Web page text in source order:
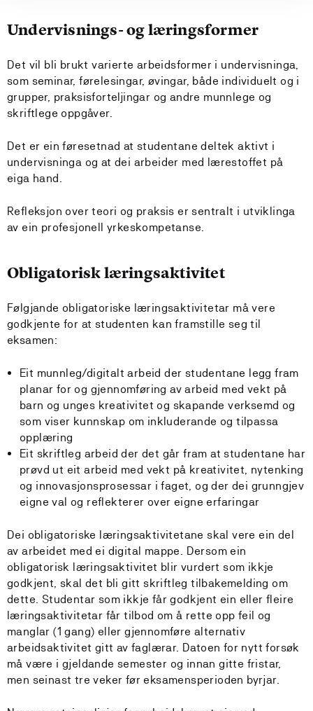
Undervisnings- og læringsformer
Det vil bli brukt varierte arbeidsformer i undervisninga,
som seminar, førelesingar, øvingar, både individuelt og i
grupper, praksisforteljingar og andre munnlege og
skriftlege oppgåver.
Det er ein føresetnad at studentane deltek aktivt i
undervisninga og at dei arbeider med lærestoffet på
eiga hand.
Refleksjon over teori og praksis er sentralt i utviklinga
av ein profesjonell yrkeskompetanse.
Obligatorisk læringsaktivitet
Følgjande obligatoriske læringsaktivitetar må vere
godkjente for at studenten kan framstille seg til
eksamen:
Eit munnleg/digitalt arbeid der studentane legg fram
planar for og gjennomføring av arbeid med vekt på
barn og unges kreativitet og skapande verksemd og
som viser kunnskap om inkluderande og tilpassa
opplæring
Eit skriftleg arbeid der det går fram at studentane har
prøvd ut eit arbeid med vekt på kreativitet, nytenking
og innovasjonsprosessar i faget, og der dei grunngjev
eigne val og reflekterer over eigne erfaringar
Dei obligatoriske læringsaktivitetane skal vere ein del
av arbeidet med ei digital mappe. Dersom ein
obligatorisk læringsaktivitet blir vurdert som ikkje
godkjent, skal det bli gitt skriftleg tilbakemelding om
dette. Studentar som ikkje får godkjent ein eller fleire
læringsaktivitetar får tilbod om å rette opp feil og
manglar (1 gang) eller gjennomføre alternativ
arbeidsaktivitet gitt av faglærar. Datoen for nytt forsøk
må være i gjeldande semester og innan gitte fristar,
men seinast tre veker før eksamensperioden byrjar.